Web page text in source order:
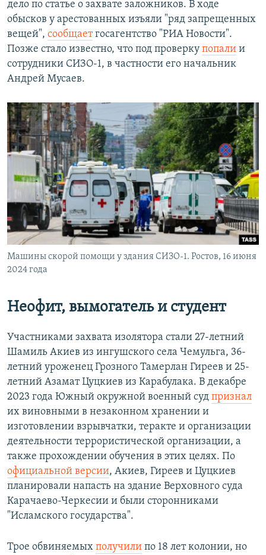
дело по статье о захвате заложников. В ходе
обысков у арестованных изъяли "ряд запрещенных
вещей", сообщаетгосагентство "РИА Новости".
Позже стало известно, что под проверку попали и
сотрудники СИЗО-1, в частности его начальник
Андрей Мусаев.
Машины скорой помощи у здания СИЗО-1. Ростов, 16 июня
2024 года
Неофит, вымогатель и студент
Участниками захвата изолятора стали 27-летний
Шамиль Акиев из ингушского села Чемульга, 36-
летний уроженец Грозного Тамерлан Гиреев и 25-
летний Азамат Цуцкиев из Карабулака. В декабре
2023 года Южный окружной военный суд признал
их виновными в незаконном хранении и
изготовлении взрывчатки, теракте и организации
деятельности террористической организации, а
также прохождении обучения в этих целях. По
официальной версии, Акиев, Гиреев и Цуцкиев
планировали напасть на здание Верховного суда
Карачаево-Черкесии и были сторонниками
"Исламского государства".
Трое обвиняемых получили по 18 лет колонии, но